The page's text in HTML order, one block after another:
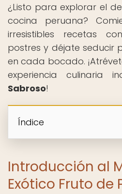
¿Listo para explorar el
cocina peruana?
irresistibles recetas
postres y déjate seducir
en cada bocado.
experiencia culinaria
Sabroso!
Índice
Introducción al
Exótico Fruto de